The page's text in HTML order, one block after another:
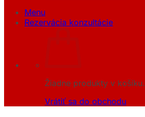
Menu
Rezervácia konzultácie
Žiadne produkty v košíku.
Vrátiť sa do obchodu